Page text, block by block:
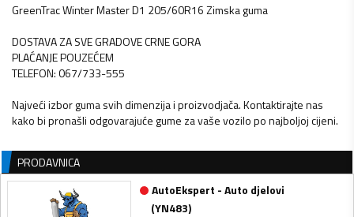
GreenTrac Winter Master D1 205/60R16 Zimska guma
DOSTAVA ZA SVE GRADOVE CRNE GORA
PLAĆANJE POUZEĆEM
TELEFON: 067/733-555
Najveći izbor guma svih dimenzija i proizvodjača. Kontaktirajte nas
kako bi pronašli odgovarajuće gume za vaše vozilo po najboljoj cijeni.
PRODAVNICA
AutoEkspert - Auto djelovi
(YN483)